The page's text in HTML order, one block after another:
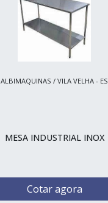
ALBIMAQUINAS / VILA VELHA - ES
MESA INDUSTRIAL INOX
Cotar agora